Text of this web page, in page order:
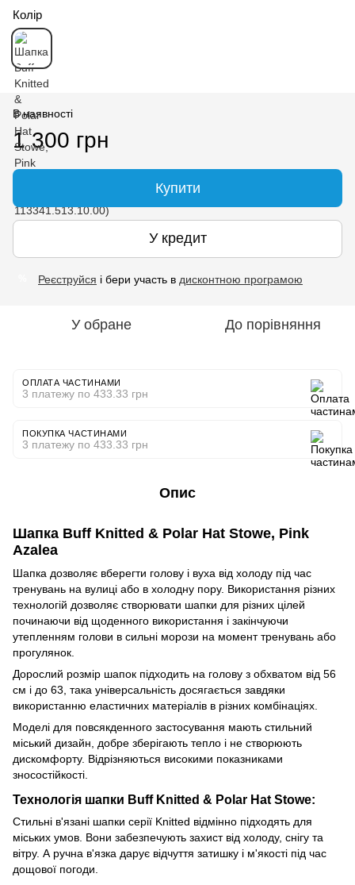
Колір
В наявності
1 300 грн
Купити
У кредит
Реєструйся і бери участь в дисконтною програмою
У обране До порівняння
ОПЛАТА ЧАСТИНАМИ
3 платежу по 433.33 грн
ПОКУПКА ЧАСТИНАМИ
3 платежу по 433.33 грн
Опис
Шапка Buff Knitted & Polar Hat Stowe, Pink
Azalea
Шапка дозволяє вберегти голову і вуха від холоду під час
тренувань на вулиці або в холодну пору. Використання різних
технологій дозволяє створювати шапки для різних цілей
починаючи від щоденного використання і закінчуючи
утепленням голови в сильні морози на момент тренувань або
прогулянок.
Дорослий розмір шапок підходить на голову з обхватом від 56
см і до 63, така універсальність досягається завдяки
використанню еластичних матеріалів в різних комбінаціях.
Моделі для повсякденного застосування мають стильний
міський дизайн, добре зберігають тепло і не створюють
дискомфорту. Відрізняються високими показниками
зносостійкості.
Технологія шапки Buff Knitted & Polar Hat Stowe:
Стильні в'язані шапки серії Knitted відмінно підходять для
міських умов. Вони забезпечують захист від холоду, снігу та
вітру. А ручна в'язка дарує відчуття затишку і м'якості під час
дощової погоди.